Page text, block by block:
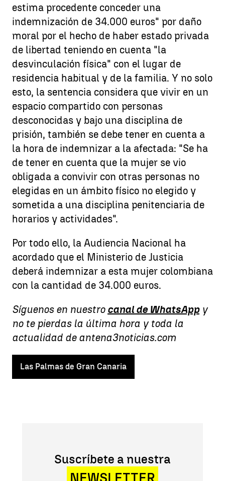
estima procedente conceder una
indemnización de 34.000 euros" por daño
moral por el hecho de haber estado privada
de libertad teniendo en cuenta "la
desvinculación física" con el lugar de
residencia habitual y de la familia. Y no solo
esto, la sentencia considera que vivir en un
espacio compartido con personas
desconocidas y bajo una disciplina de
prisión, también se debe tener en cuenta a
la hora de indemnizar a la afectada: "Se ha
de tener en cuenta que la mujer se vio
obligada a convivir con otras personas no
elegidas en un ámbito físico no elegido y
sometida a una disciplina penitenciaria de
horarios y actividades".
Por todo ello, la Audiencia Nacional ha
acordado que el Ministerio de Justicia
deberá indemnizar a esta mujer colombiana
con la cantidad de 34.000 euros.
Síguenos en nuestro canal de WhatsAppy
no te pierdas la última hora y toda la
actualidad de antena3noticias.com
Las Palmas de Gran Canaria
Suscríbete a nuestra
NEWSLETTER